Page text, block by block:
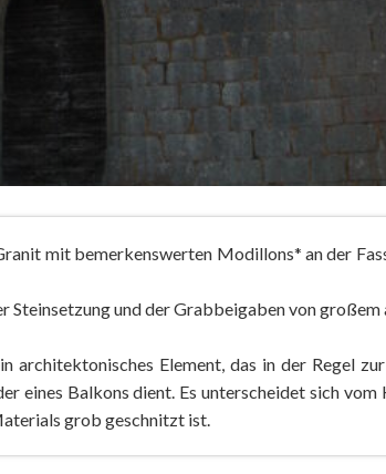
mit bemerkenswerten Modillons* an der
Steinsetzung und der Grabbeigaben von
architektonisches Element, das in der Regel
eines Balkons dient. Es unterscheidet sich
grob geschnitzt ist.